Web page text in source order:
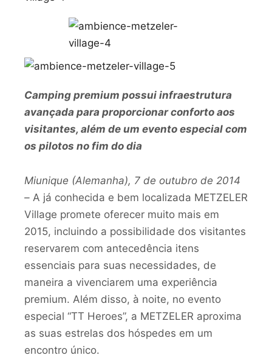
Camping premium possui infraestrutura
avançada para proporcionar conforto aos
visitantes, além de um evento especial com
os pilotos no fim do dia
Miunique (Alemanha), 7 de outubro de 2014
– A já conhecida e bem localizada METZELER
Village promete oferecer muito mais em
2015, incluindo a possibilidade dos visitantes
reservarem com antecedência itens
essenciais para suas necessidades, de
maneira a vivenciarem uma experiência
premium. Além disso, à noite, no evento
especial “TT Heroes”, a METZELER aproxima
as suas estrelas dos hóspedes em um
encontro único.